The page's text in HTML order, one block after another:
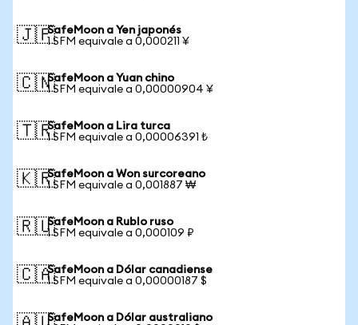
🇯🇵SafeMoon a Yen japonés
1 SFM equivale a 0,000211 ¥
🇨🇳SafeMoon a Yuan chino
1 SFM equivale a 0,00000904 ¥
🇹🇷SafeMoon a Lira turca
1 SFM equivale a 0,00006391 ₺
🇰🇷SafeMoon a Won surcoreano
1 SFM equivale a 0,001887 ₩
🇷🇺SafeMoon a Rublo ruso
1 SFM equivale a 0,000109 ₽
🇨🇦SafeMoon a Dólar canadiense
1 SFM equivale a 0,00000187 $
SafeMoon a Dólar australiano